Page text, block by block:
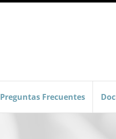
Preguntas Frecuentes